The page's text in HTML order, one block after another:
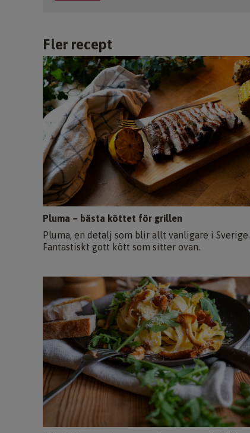
Fler recept
Pluma – bästa köttet för grillen
Pluma, en detalj som blir allt vanligare i Sverige.
Fantastiskt gott kött som sitter ovan..